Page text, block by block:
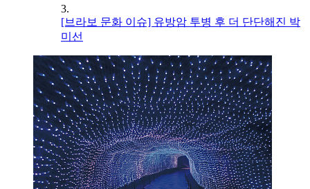
3.
[브라보 문화 이슈] 유방암 투병 후 더 단단해진 박
미선